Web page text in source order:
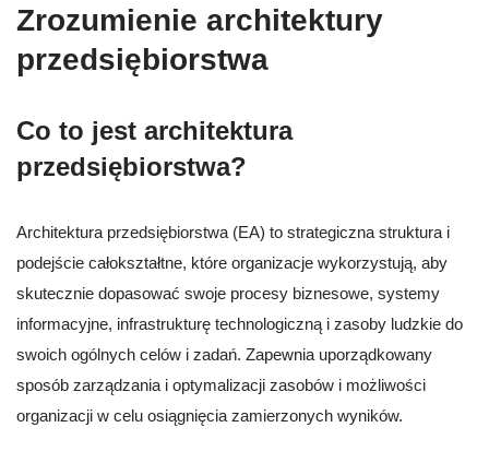
Zrozumienie architektury
przedsiębiorstwa
Co to jest architektura
przedsiębiorstwa?
Architektura przedsiębiorstwa (EA) to strategiczna struktura i
podejście całokształtne, które organizacje wykorzystują, aby
skutecznie dopasować swoje procesy biznesowe, systemy
informacyjne, infrastrukturę technologiczną i zasoby ludzkie do
swoich ogólnych celów i zadań. Zapewnia uporządkowany
sposób zarządzania i optymalizacji zasobów i możliwości
organizacji w celu osiągnięcia zamierzonych wyników.